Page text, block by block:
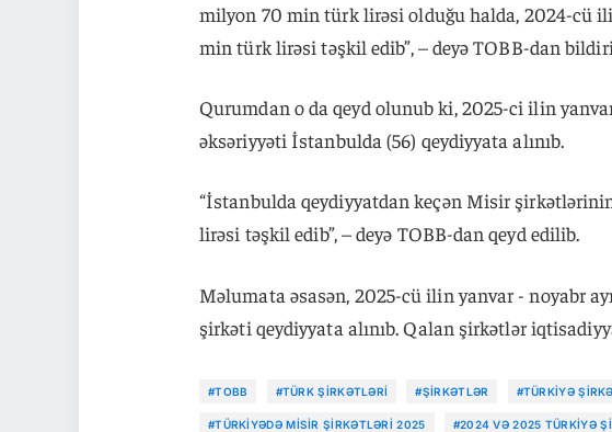
milyon 70 min türk lirəsi olduğu halda, 2024-cü
min türk lirəsi təşkil edib”, – deyə TOBB-dan
Qurumdan o da qeyd olunub ki, 2025-ci ilin
əksəriyyəti İstanbulda (56) qeydiyyata alınıb.
“İstanbulda qeydiyyatdan keçən Misir
lirəsi təşkil edib”, – deyə TOBB-dan qeyd edilib.
Məlumata əsasən, 2025-cü ilin yanvar - noyabr
şirkəti qeydiyyata alınıb. Qalan şirkətlər
#TOBB #TÜRK ŞIRKƏTLƏRI #ŞIRKƏTLƏR #TÜRKIYƏ
#TÜRKIYƏDƏ MISIR ŞIRKƏTLƏRI 2025 #2024 VƏ 2025 TÜRKIYƏ